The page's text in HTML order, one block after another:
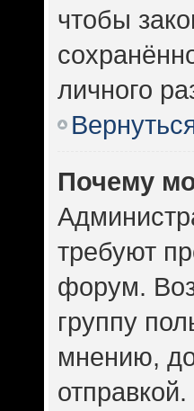
чтобы
личного
Почему
требуют
форум.
группу
мнению,